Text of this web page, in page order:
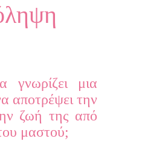
γνωρίζει μια
αποτρέψει την
ζωή της από
μαστού;